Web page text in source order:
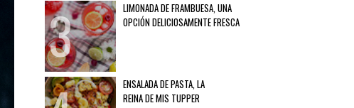
LIMONADA DE FRAMBUESA, UNA
OPCIÓN DELICIOSAMENTE FRESCA
ENSALADA DE PASTA, LA
REINA DE MIS TUPPER